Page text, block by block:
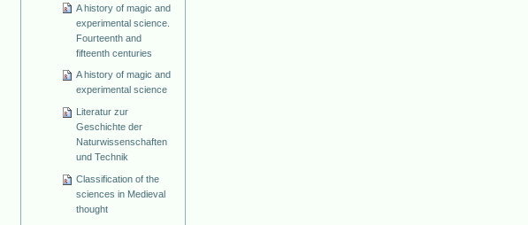
A history of magic and
experimental science.
Fourteenth and
fifteenth centuries
A history of magic and
experimental science
Literatur zur
Geschichte der
Naturwissenschaften
und Technik
Classification of the
sciences in Medieval
thought